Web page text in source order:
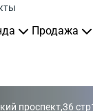
Продажа
проспект,36